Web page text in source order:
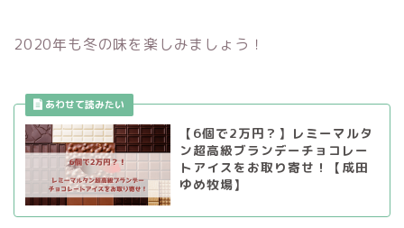
2020年も冬の味を楽しみましょう！
【6個で2万円？】レミーマルタ
ン超高級ブランデーチョコレー
トアイスをお取り寄せ！【成田
ゆめ牧場】